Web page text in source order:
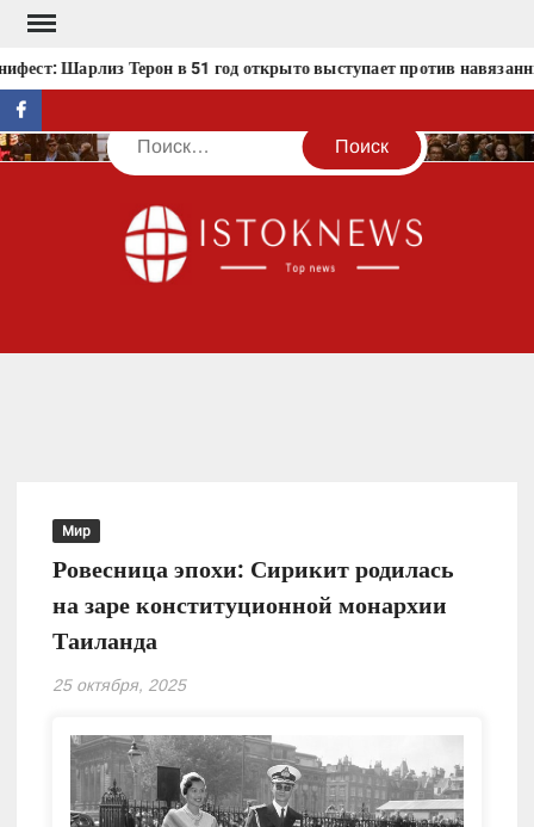
Перейти
содержимому
Шарлиз Терон в 51 год открыто выступает против
facebook
Поиск
Мир
Ровесница эпохи: Сирикит родилась
на заре конституционной монархии
Таиланда
25 октября, 2025